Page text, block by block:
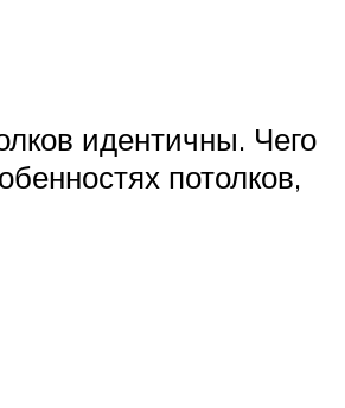
идентичны. Чего
потолков,